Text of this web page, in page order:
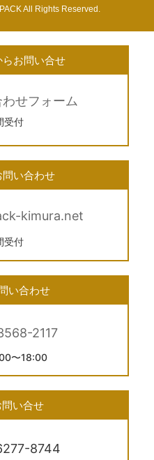
All Rights Reserved.
お問い合せ
せフォーム
受付
問い合わせ
kimura.net
受付
い合わせ
2117
〜18:00
い合せ
8744